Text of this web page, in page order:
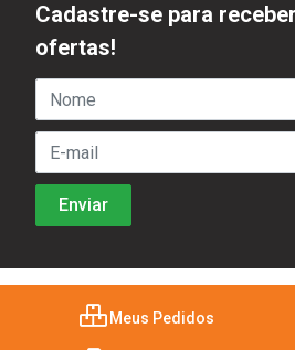
Cadastre-se para
ofertas!
Meus Pedidos